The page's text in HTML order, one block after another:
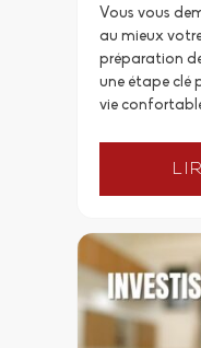
Vous vous
au mieux
préparation
une étape clé
vie